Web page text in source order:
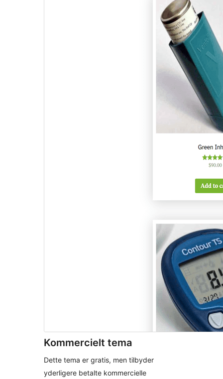
Kommercielt tema
Dette tema er gratis, men tilbyder
yderligere betalte kommercielle